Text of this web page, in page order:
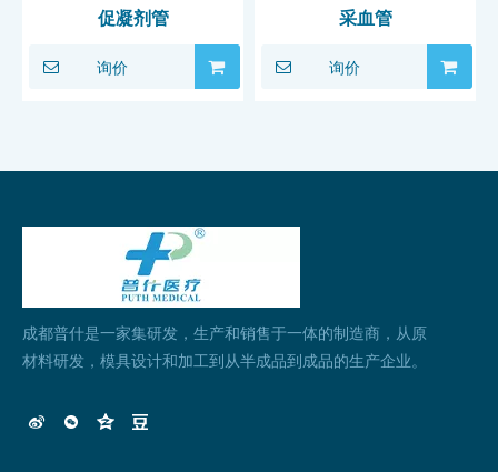
促凝剂管
询价
采血管
询价
成都普什是一家集研发，生产和销售于一体的制造商，从原
材料研发，模具设计和加工到从半成品到成品的生产企业。